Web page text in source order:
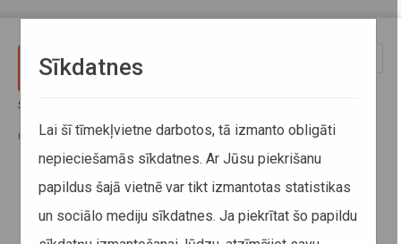
Sākums
maršrutā uz Ķekavu
Rīgas velomaratona laikā būs
izmaiņas vienā reģionālo
Sīkdatnes
Lai šī tīmekļvietne darbotos, tā izmanto obligāti
nepieciešamās sīkdatnes. Ar Jūsu piekrišanu
papildus šajā vietnē var tikt izmantotas statistikas
un sociālo mediju sīkdatnes. Ja piekrītat šo papildu